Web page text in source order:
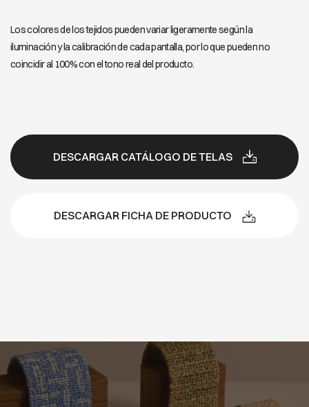
Los colores de los tejidos pueden variar ligeramente según la
iluminación y la calibración de cada pantalla, por lo que pueden no
coincidir al 100% con el tono real del producto.
DESCARGAR CATÁLOGO DE TELAS
DESCARGAR FICHA DE PRODUCTO